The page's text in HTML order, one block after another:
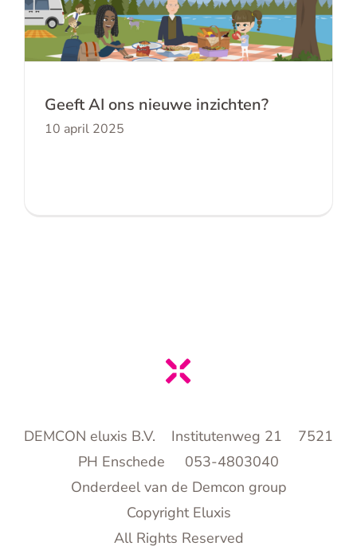
Geeft AI ons nieuwe inzichten?
Geeft AI ons nieuwe inzichten?
10 april 2025
DEMCON eluxis B.V. Institutenweg 21 7521
PH Enschede 053-4803040
Onderdeel van de Demcon group
Copyright Eluxis
All Rights Reserved